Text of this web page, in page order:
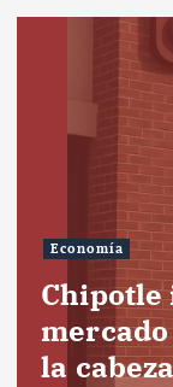
Economía
Chipotle
la